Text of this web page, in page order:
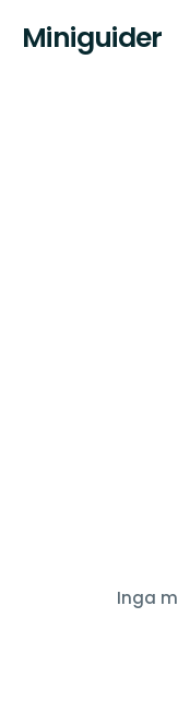
Miniguider
Inga